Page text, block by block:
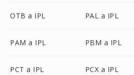
OTB a IPL PAL a IPL
PAM a IPL PBM a IPL
PCT a IPL PCX a IPL